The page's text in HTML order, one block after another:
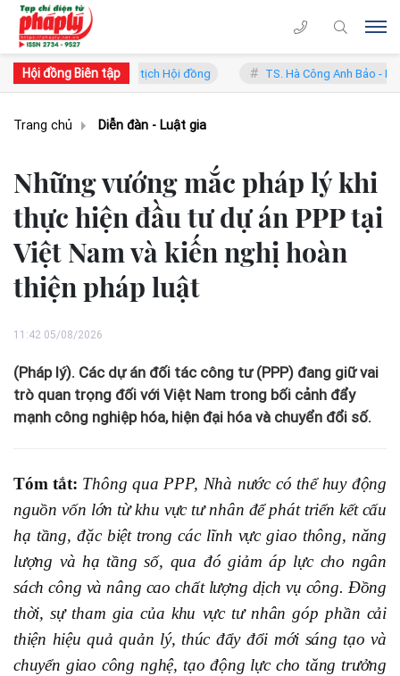
Hội đồng Biên tập
Lý - Phó Chủ tịch Hội đồng TS. Hà Công Anh Bảo - Phó Chủ tịch
Trang chủ Diễn đàn - Luật gia
Những vướng mắc pháp lý khi
thực hiện đầu tư dự án PPP tại
Việt Nam và kiến nghị hoàn
thiện pháp luật
11:42 05/08/2026
(Pháp lý). Các dự án đối tác công tư (PPP) đang giữ vai
trò quan trọng đối với Việt Nam trong bối cảnh đẩy
mạnh công nghiệp hóa, hiện đại hóa và chuyển đổi số.
Tóm tắt: Thông qua PPP, Nhà nước có thể huy động
nguồn vốn lớn từ khu vực tư nhân để phát triển kết cấu
hạ tầng, đặc biệt trong các lĩnh vực giao thông, năng
lượng và hạ tầng số, qua đó giảm áp lực cho ngân
sách công và nâng cao chất lượng dịch vụ công. Đồng
thời, sự tham gia của khu vực tư nhân góp phần cải
thiện hiệu quả quản lý, thúc đẩy đổi mới sáng tạo và
chuyển giao công nghệ, tạo động lực cho tăng trưởng